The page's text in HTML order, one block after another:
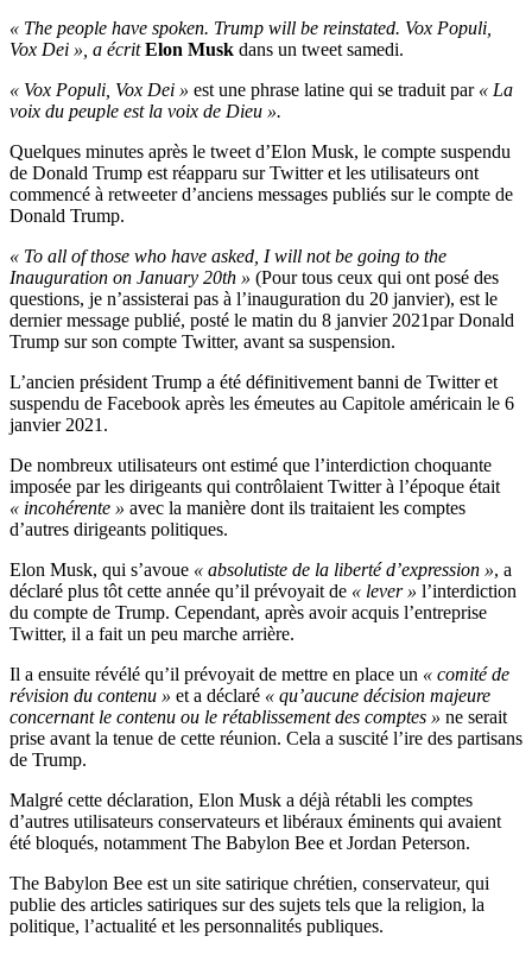
« The people have spoken. Trump will be reinstated. Vox Populi,
Vox Dei », a écritElon Musk dans un tweet samedi.
« Vox Populi, Vox Dei » est une phrase latine qui se traduit par « La
voix du peuple est la voix de Dieu ».
Quelques minutes après le tweet d’Elon Musk, le compte suspendu
de Donald Trump est réapparu sur Twitter et les utilisateurs ont
commencé à retweeter d’anciens messages publiés sur le compte de
Donald Trump.
« To all of those who have asked, I will not be going to the
Inauguration on January 20th » (Pour tous ceux qui ont posé des
questions, je n’assisterai pas à l’inauguration du 20 janvier), est le
dernier message publié, posté le matin du 8 janvier 2021par Donald
Trump sur son compte Twitter, avant sa suspension.
L’ancien président Trump a été définitivement banni de Twitter et
suspendu de Facebook après les émeutes au Capitole américain le 6
janvier 2021.
De nombreux utilisateurs ont estimé que l’interdiction choquante
imposée par les dirigeants qui contrôlaient Twitter à l’époque était
« incohérente » avec la manière dont ils traitaient les comptes
d’autres dirigeants politiques.
Elon Musk, qui s’avoue « absolutiste de la liberté d’expression », a
déclaré plus tôt cette année qu’il prévoyait de « lever » l’interdiction
du compte de Trump. Cependant, après avoir acquis l’entreprise
Twitter, il a fait un peu marche arrière.
Il a ensuite révélé qu’il prévoyait de mettre en place un « comité de
révision du contenu » et a déclaré « qu’aucune décision majeure
concernant le contenu ou le rétablissement des comptes » ne serait
prise avant la tenue de cette réunion. Cela a suscité l’ire des partisans
de Trump.
Malgré cette déclaration, Elon Musk a déjà rétabli les comptes
d’autres utilisateurs conservateurs et libéraux éminents qui avaient
été bloqués, notamment The Babylon Bee et Jordan Peterson.
The Babylon Bee est un site satirique chrétien, conservateur, qui
publie des articles satiriques sur des sujets tels que la religion, la
politique, l’actualité et les personnalités publiques.